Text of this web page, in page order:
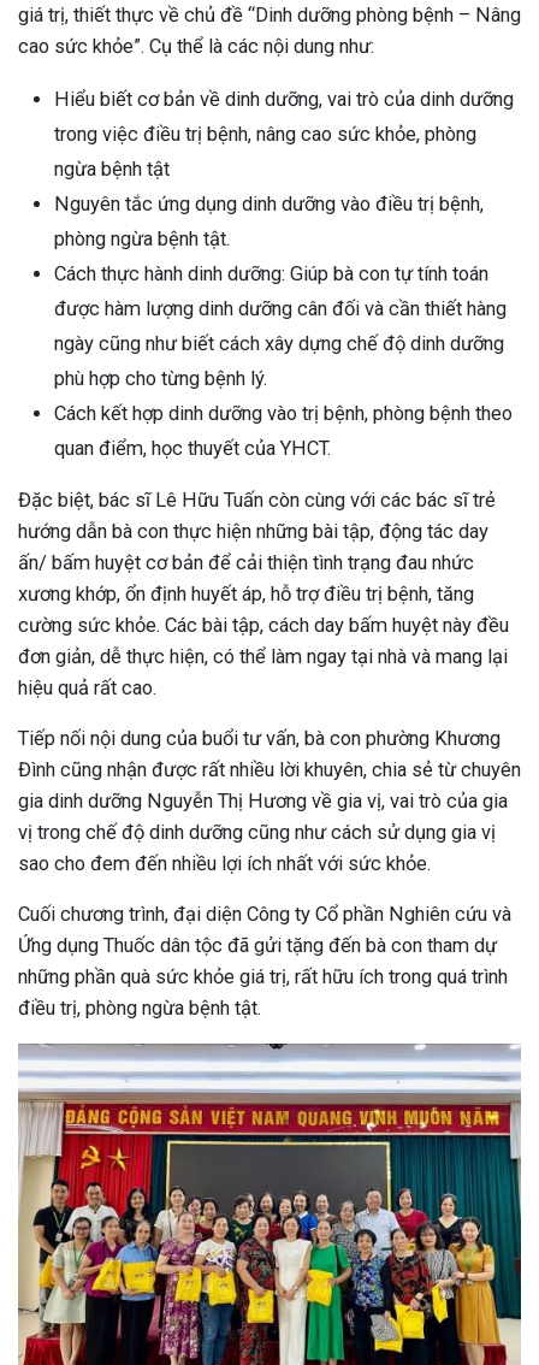
giá trị, thiết thực về chủ đề “Dinh dưỡng phòng bệnh – Nâng
cao sức khỏe”. Cụ thể là các nội dung như:
Hiểu biết cơ bản về dinh dưỡng, vai trò của dinh dưỡng
trong việc điều trị bệnh, nâng cao sức khỏe, phòng
ngừa bệnh tật
Nguyên tắc ứng dụng dinh dưỡng vào điều trị bệnh,
phòng ngừa bệnh tật.
Cách thực hành dinh dưỡng: Giúp bà con tự tính toán
được hàm lượng dinh dưỡng cân đối và cần thiết hàng
ngày cũng như biết cách xây dựng chế độ dinh dưỡng
phù hợp cho từng bệnh lý.
Cách kết hợp dinh dưỡng vào trị bệnh, phòng bệnh theo
quan điểm, học thuyết của YHCT.
Đặc biệt, bác sĩ Lê Hữu Tuấn còn cùng với các bác sĩ trẻ
hướng dẫn bà con thực hiện những bài tập, động tác day
ấn/ bấm huyệt cơ bản để cải thiện tình trạng đau nhức
xương khớp, ổn định huyết áp, hỗ trợ điều trị bệnh, tăng
cường sức khỏe. Các bài tập, cách day bấm huyệt này đều
đơn giản, dễ thực hiện, có thể làm ngay tại nhà và mang lại
hiệu quả rất cao.
Tiếp nối nội dung của buổi tư vấn, bà con phường Khương
Đình cũng nhận được rất nhiều lời khuyên, chia sẻ từ chuyên
gia dinh dưỡng Nguyễn Thị Hương về gia vị, vai trò của gia
vị trong chế độ dinh dưỡng cũng như cách sử dụng gia vị
sao cho đem đến nhiều lợi ích nhất với sức khỏe.
Cuối chương trình, đại diện Công ty Cổ phần Nghiên cứu và
Ứng dụng Thuốc dân tộc đã gửi tặng đến bà con tham dự
những phần quà sức khỏe giá trị, rất hữu ích trong quá trình
điều trị, phòng ngừa bệnh tật.